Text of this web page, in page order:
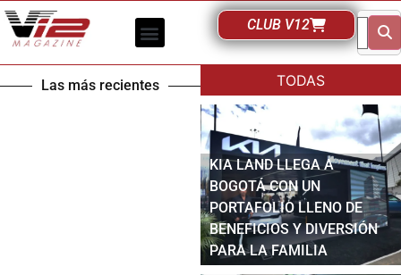
CLUB V12
Las más recientes TODAS
KIA LAND LLEGA A
BOGOTÁ CON UN
PORTAFOLIO LLENO DE
BENEFICIOS Y DIVERSIÓN
PARA LA FAMILIA